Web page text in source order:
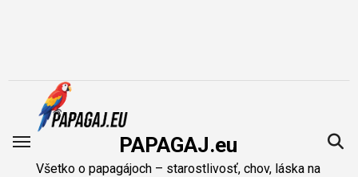
PAPAGAJ.eu
Všetko o papagájoch – starostlivosť, chov, láska na